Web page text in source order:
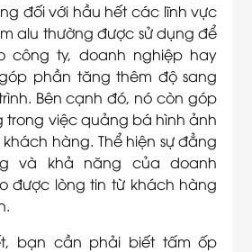
đối với hầu hết các lĩnh vực
alu thường được sử dụng để
công ty, doanh nghiệp hay
phần tăng thêm độ sang
Bên cạnh đó, nó còn góp
trong việc quảng bá hình ảnh
hàng. Thể hiện sự đẳng
và khả năng của doanh
được lòng tin từ khách hàng
bạn cần phải biết tấm ốp